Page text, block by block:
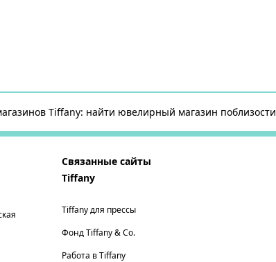
Tiffany: найти ювелирный магазин поблизости
Связанные сайты
Tiffany
Tiffany для прессы
Фонд Tiffany & Co.
Работа в Tiffany